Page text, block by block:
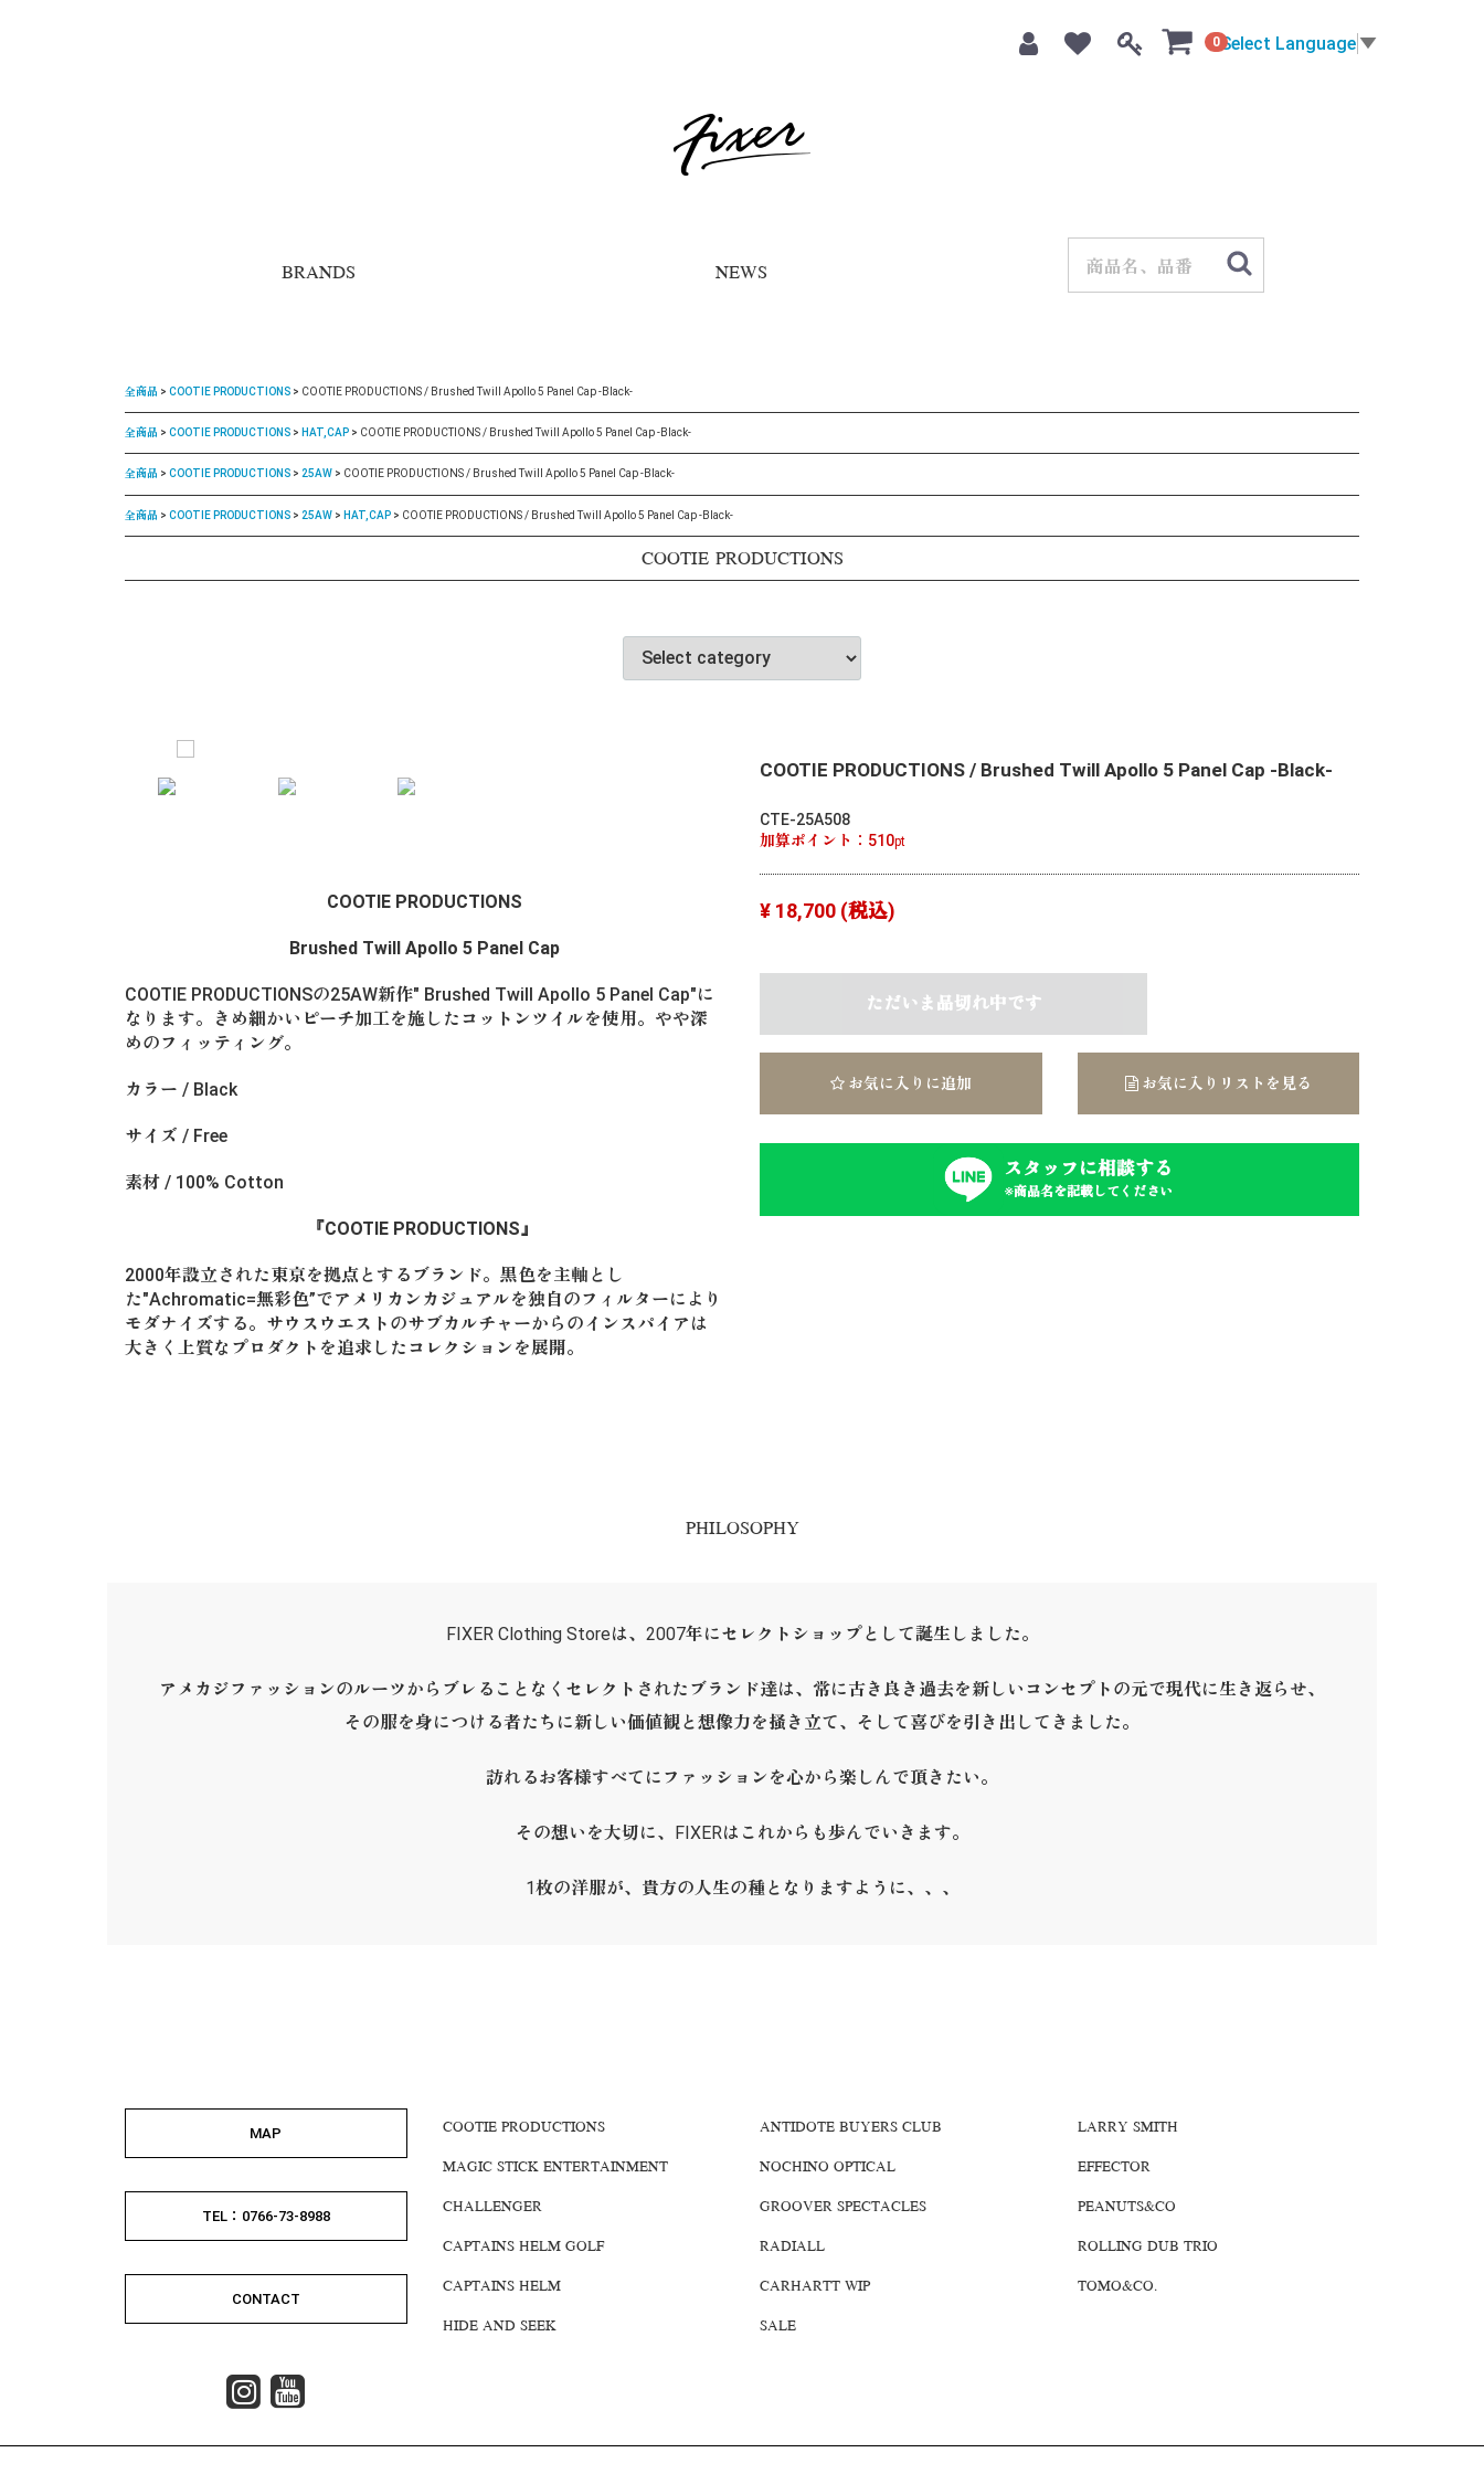
0 Select Language ▼
BRANDS NEWS
全商品 COOTIE PRODUCTIONS COOTIE PRODUCTIONS / Brushed Twill Apollo 5 Panel Cap -Black-
全商品 COOTIE PRODUCTIONS HAT,CAP COOTIE PRODUCTIONS / Brushed Twill Apollo 5 Panel Cap -Black-
全商品 COOTIE PRODUCTIONS 25AW COOTIE PRODUCTIONS / Brushed Twill Apollo 5 Panel Cap -Black-
全商品 COOTIE PRODUCTIONS 25AW HAT,CAP COOTIE PRODUCTIONS / Brushed Twill Apollo 5 Panel Cap -Black-
COOTIE PRODUCTIONS
COOTIE PRODUCTIONS
Brushed Twill Apollo 5 Panel Cap
COOTIE PRODUCTIONSの25AW新作" Brushed Twill Apollo 5 Panel Cap"に
なります。きめ細かいピーチ加工を施したコットンツイルを使用。やや深
めのフィッティング。
カラー / Black
サイズ / Free
素材 / 100% Cotton
『COOTIE PRODUCTIONS』
2000年設立された東京を拠点とするブランド。黒色を主軸とし
た"Achromatic=無彩色”でアメリカンカジュアルを独自のフィルターにより
モダナイズする。サウスウエストのサブカルチャーからのインスパイアは
大きく上質なプロダクトを追求したコレクションを展開。
COOTIE PRODUCTIONS / Brushed Twill Apollo 5 Panel Cap -Black-
CTE-25A508
加算ポイント： 510pt
¥ 18,700 (税込)
ただいま品切れ中です
お気に入りに追加 お気に入りリストを見る
スタッフに相談する
※商品名を記載してください
PHILOSOPHY
FIXER Clothing Storeは、2007年にセレクトショップとして誕生しました。
アメカジファッションのルーツからブレることなくセレクトされたブランド達は、常に古き良き過去を新しいコンセプトの元で現代に生き返らせ、
その服を身につける者たちに新しい価値観と想像力を掻き立て、そして喜びを引き出してきました。
訪れるお客様すべてにファッションを心から楽しんで頂きたい。
その想いを大切に、FIXERはこれからも歩んでいきます。
1枚の洋服が、貴方の人生の種となりますように、、、
MAP
TEL：0766-73-8988
CONTACT
COOTIE PRODUCTIONS
MAGIC STICK ENTERTAINMENT
CHALLENGER
CAPTAINS HELM GOLF
CAPTAINS HELM
HIDE AND SEEK
ANTIDOTE BUYERS CLUB
NOCHINO OPTICAL
GROOVER SPECTACLES
RADIALL
CARHARTT WIP
SALE
LARRY SMITH
EFFECTOR
PEANUTS&CO
ROLLING DUB TRIO
TOMO&CO.